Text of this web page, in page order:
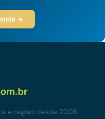
→
e região desde 2008.